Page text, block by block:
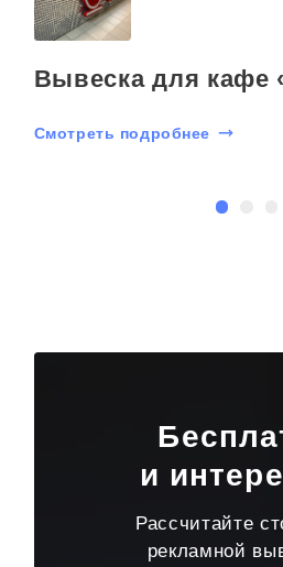
Вывеска для кафе
Смотреть подробнее
и
Рассчитайте
рекламной